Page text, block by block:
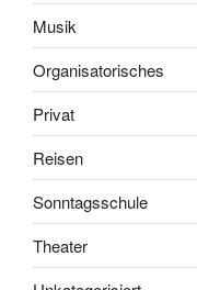
Musik
Organisatorisches
Privat
Reisen
Sonntagsschule
Theater